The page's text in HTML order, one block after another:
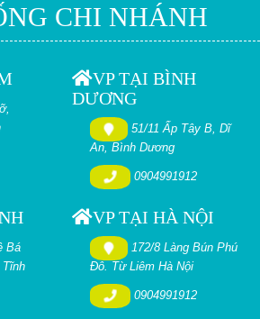
CHI NHÁNH
VP TẠI BÌNH
DƯƠNG
51/11 Ấp Tây B, Dĩ
An, Bình Dương
0904991912
Bá
VP TẠI HÀ NỘI
172/8 Làng Bún Phú
Đô. Từ Liêm Hà Nội
0904991912